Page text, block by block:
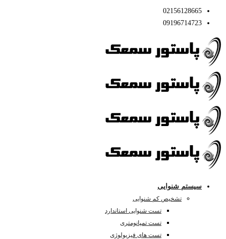
02156128665
09196714723
سیستم شنوایی
تشخیص کم شنوایی
تست شنوایی استاندارد
تست تمپانومتری
تست های فیزیولوژی